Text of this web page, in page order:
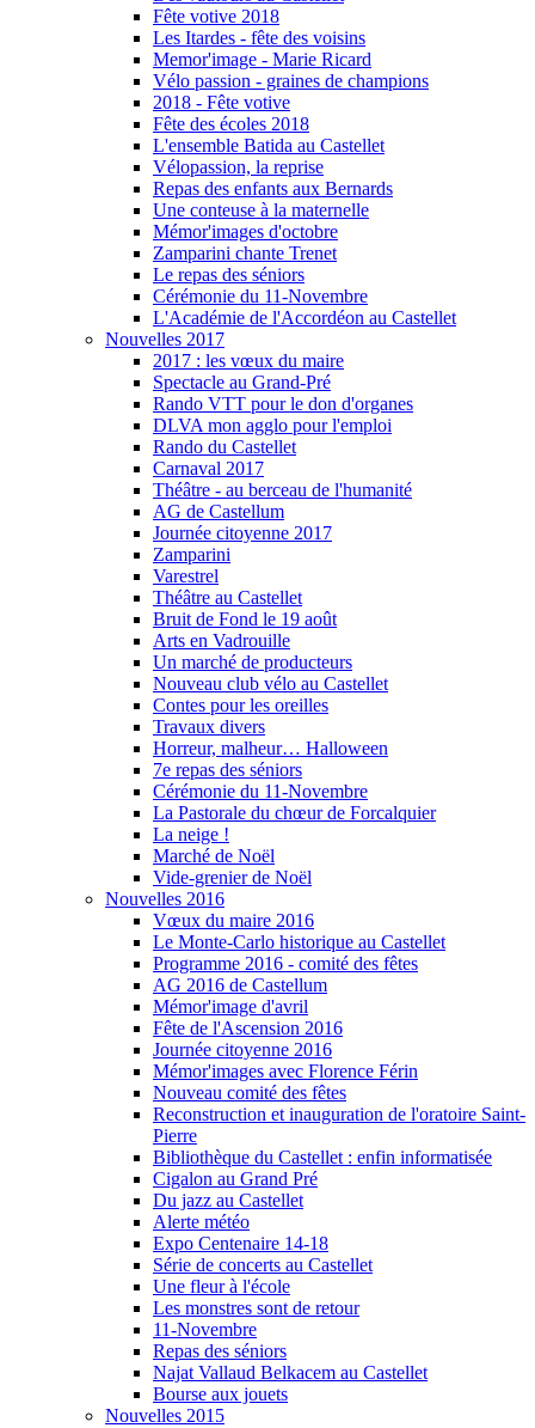
Fête votive 2018
Les Itardes - fête des voisins
Memor'image - Marie Ricard
Vélo passion - graines de champions
2018 - Fête votive
Fête des écoles 2018
L'ensemble Batida au Castellet
Vélopassion, la reprise
Repas des enfants aux Bernards
Une conteuse à la maternelle
Mémor'images d'octobre
Zamparini chante Trenet
Le repas des séniors
Cérémonie du 11-Novembre
L'Académie de l'Accordéon au Castellet
Nouvelles 2017
2017 : les vœux du maire
Spectacle au Grand-Pré
Rando VTT pour le don d'organes
DLVA mon agglo pour l'emploi
Rando du Castellet
Carnaval 2017
Théâtre - au berceau de l'humanité
AG de Castellum
Journée citoyenne 2017
Zamparini
Varestrel
Théâtre au Castellet
Bruit de Fond le 19 août
Arts en Vadrouille
Un marché de producteurs
Nouveau club vélo au Castellet
Contes pour les oreilles
Travaux divers
Horreur, malheur… Halloween
7e repas des séniors
Cérémonie du 11-Novembre
La Pastorale du chœur de Forcalquier
La neige !
Marché de Noël
Vide-grenier de Noël
Nouvelles 2016
Vœux du maire 2016
Le Monte-Carlo historique au Castellet
Programme 2016 - comité des fêtes
AG 2016 de Castellum
Mémor'image d'avril
Fête de l'Ascension 2016
Journée citoyenne 2016
Mémor'images avec Florence Férin
Nouveau comité des fêtes
Reconstruction et inauguration de l'oratoire Saint-
Pierre
Bibliothèque du Castellet : enfin informatisée
Cigalon au Grand Pré
Du jazz au Castellet
Alerte météo
Expo Centenaire 14-18
Série de concerts au Castellet
Une fleur à l'école
Les monstres sont de retour
11-Novembre
Repas des séniors
Najat Vallaud Belkacem au Castellet
Bourse aux jouets
Nouvelles 2015